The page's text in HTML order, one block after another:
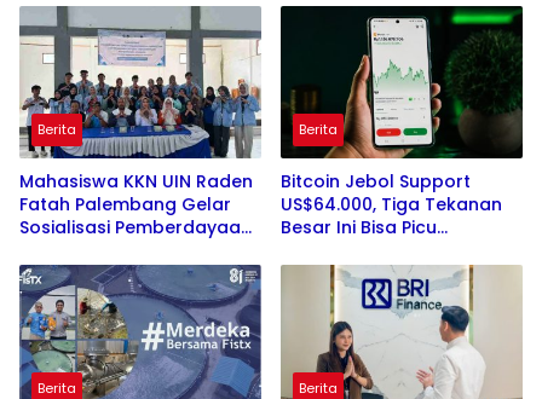
Tertibkan bendera luntur
kusam dan Pasang
Bendera Bercahaya
Mewarnai Indonesia
Merdeka !!!
Berita
Mahasiswa KKN UIN Raden
Fatah Palembang Gelar
Sosialisasi Pemberdayaan
Marketing dan QRIS di
Desa Pangkul
Berita
Bitcoin Jebol Support
US$64.000, Tiga Tekanan
Besar Ini Bisa Picu
Berita Berita